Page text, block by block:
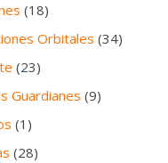
(18)
Orbitales (34)
(23)
Guardianes (9)
(1)
(28)